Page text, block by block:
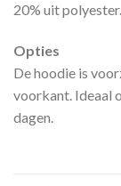
20% uit polyester.
Opties
De hoodie is
voorkant. Ideaal
dagen.